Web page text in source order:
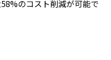
のコスト削減が可能で